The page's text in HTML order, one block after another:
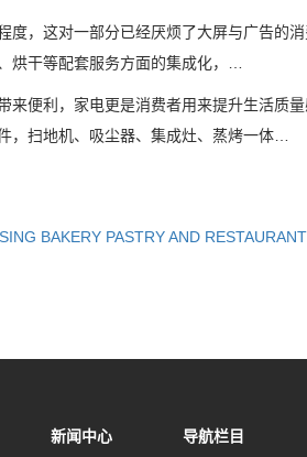
，这对一部分已经厌烦了大屏与广告的消
烘干等配套服务方面的集成化，…
便利，家电更是消费者用来提升生活质量
，扫地机、吸尘器、集成灶、蒸烤一体…
BAKERY PASTRY AND
新闻中心 导航栏目